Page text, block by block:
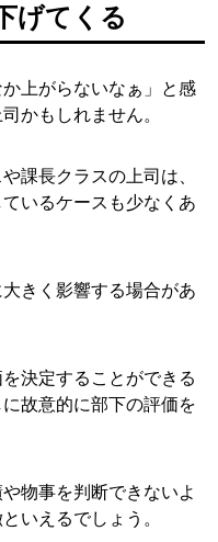
げてくる
上がらないなぁ」と感
かもしれません。
課長クラスの上司は、
いるケースも少なくあ
きく影響する場合があ
決定することができる
故意的に部下の評価を
物事を判断できないよ
いえるでしょう。